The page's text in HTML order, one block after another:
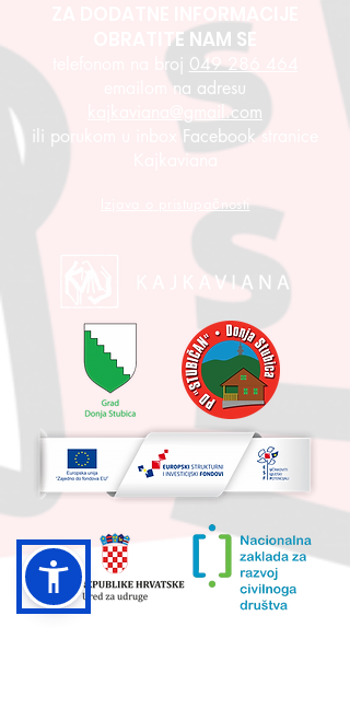
ZA DODATNE INFORMACIJE
OBRATITE NAM SE
telefonom na broj 049 286 464
emailom na adresu
kajkaviana@gmail.com
ili porukom u inbox Facebook stranice
Kajkaviana
Izjava o pristupačnosti